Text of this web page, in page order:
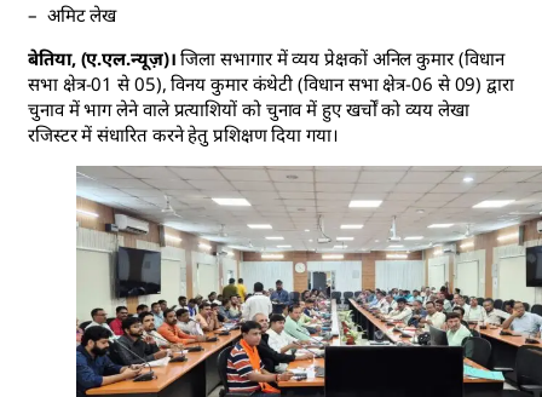
– अमिट लेख
बेतिया, (ए.एल.न्यूज़)। जिला सभागार में व्यय प्रेक्षकों अनिल कुमार (विधान
सभा क्षेत्र-01 से 05), विनय कुमार कंथेटी (विधान सभा क्षेत्र-06 से 09) द्वारा
चुनाव में भाग लेने वाले प्रत्याशियों को चुनाव में हुए खर्चों को व्यय लेखा
रजिस्टर में संधारित करने हेतु प्रशिक्षण दिया गया।